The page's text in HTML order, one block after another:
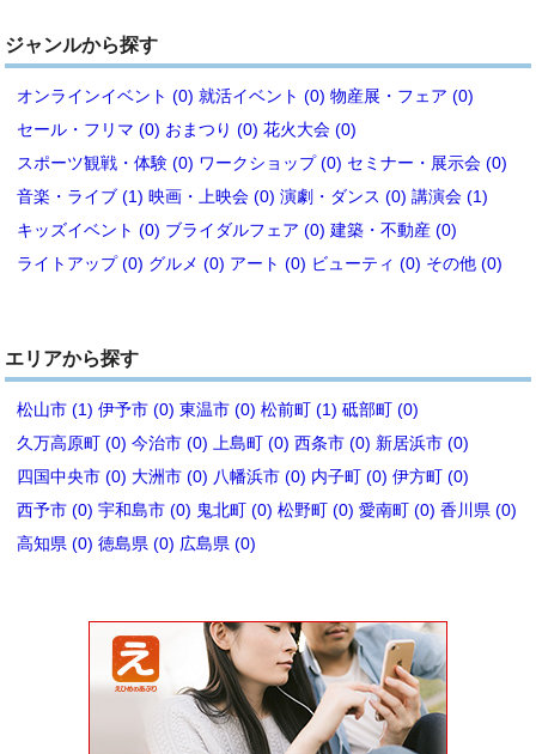
ジャンルから探す
オンラインイベント (0) 就活イベント (0) 物産展・フェア (0)
セール・フリマ (0) おまつり (0) 花火大会 (0)
スポーツ観戦・体験 (0) ワークショップ (0) セミナー・展示会 (0)
音楽・ライブ (1) 映画・上映会 (0) 演劇・ダンス (0) 講演会 (1)
キッズイベント (0) ブライダルフェア (0) 建築・不動産 (0)
ライトアップ (0) グルメ (0) アート (0) ビューティ (0) その他 (0)
エリアから探す
松山市 (1) 伊予市 (0) 東温市 (0) 松前町 (1) 砥部町 (0)
久万高原町 (0) 今治市 (0) 上島町 (0) 西条市 (0) 新居浜市 (0)
四国中央市 (0) 大洲市 (0) 八幡浜市 (0) 内子町 (0) 伊方町 (0)
西予市 (0) 宇和島市 (0) 鬼北町 (0) 松野町 (0) 愛南町 (0) 香川県 (0)
高知県 (0) 徳島県 (0) 広島県 (0)